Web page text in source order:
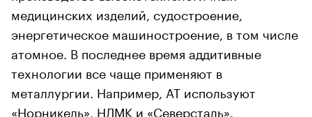
медицинских изделий, судостроение,
энергетическое машиностроение, в том числе
атомное. В последнее время аддитивные
технологии все чаще применяют в
металлургии. Например, АТ используют
«Норникель», НЛМК и «Северсталь».